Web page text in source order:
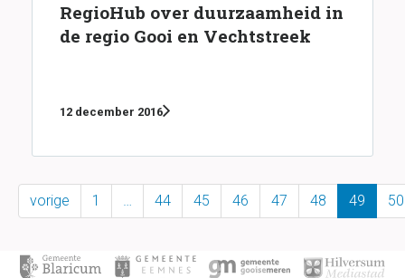
RegioHub over duurzaamheid in
de regio Gooi en Vechtstreek
12 december 2016
vorige 1 … 44 45 46 47 48 49 50